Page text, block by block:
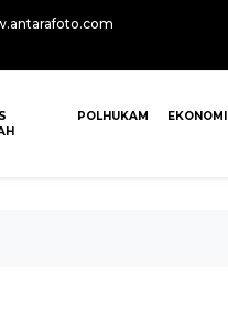
POLHUKAM EKONOMI